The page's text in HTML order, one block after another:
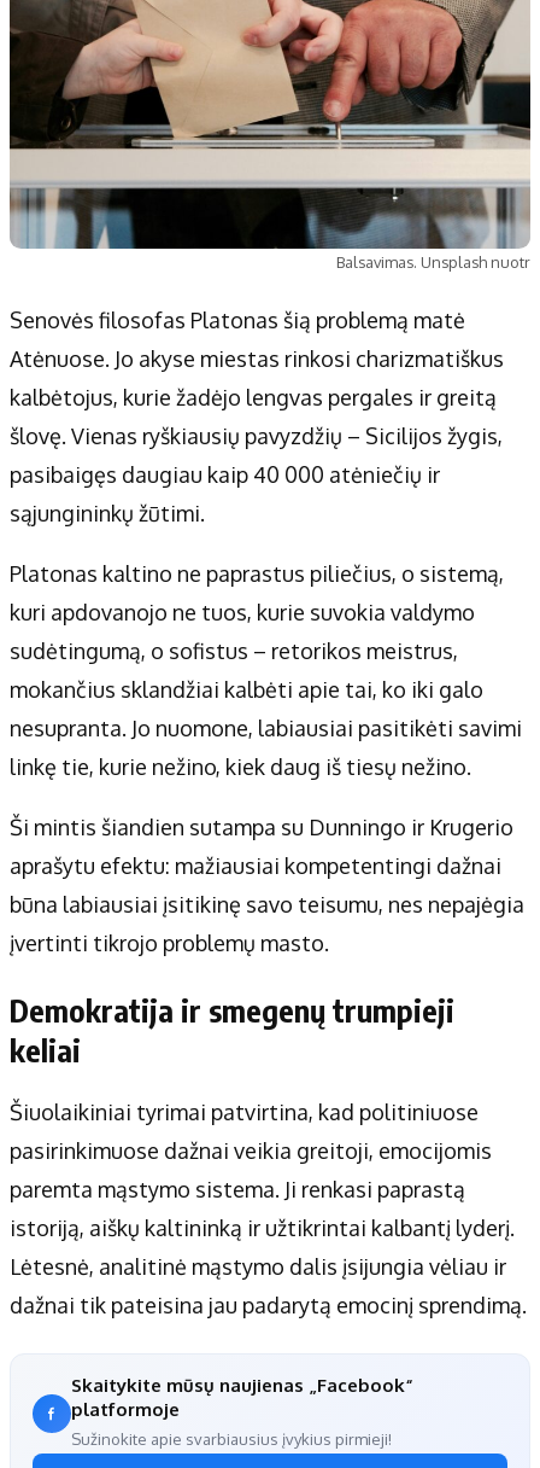
Balsavimas. Unsplash nuotr
Senovės filosofas Platonas šią problemą matė
Atėnuose. Jo akyse miestas rinkosi charizmatiškus
kalbėtojus, kurie žadėjo lengvas pergales ir greitą
šlovę. Vienas ryškiausių pavyzdžių – Sicilijos žygis,
pasibaigęs daugiau kaip 40 000 atėniečių ir
sąjungininkų žūtimi.
Platonas kaltino ne paprastus piliečius, o sistemą,
kuri apdovanojo ne tuos, kurie suvokia valdymo
sudėtingumą, o sofistus – retorikos meistrus,
mokančius sklandžiai kalbėti apie tai, ko iki galo
nesupranta. Jo nuomone, labiausiai pasitikėti savimi
linkę tie, kurie nežino, kiek daug iš tiesų nežino.
Ši mintis šiandien sutampa su Dunningo ir Krugerio
aprašytu efektu: mažiausiai kompetentingi dažnai
būna labiausiai įsitikinę savo teisumu, nes nepajėgia
įvertinti tikrojo problemų masto.
Demokratija ir smegenų trumpieji
keliai
Šiuolaikiniai tyrimai patvirtina, kad politiniuose
pasirinkimuose dažnai veikia greitoji, emocijomis
paremta mąstymo sistema. Ji renkasi paprastą
istoriją, aiškų kaltininką ir užtikrintai kalbantį lyderį.
Lėtesnė, analitinė mąstymo dalis įsijungia vėliau ir
dažnai tik pateisina jau padarytą emocinį sprendimą.
Skaitykite mūsų naujienas „Facebook“
platformoje
Sužinokite apie svarbiausius įvykius pirmieji!